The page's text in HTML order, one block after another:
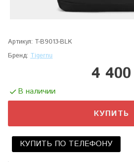
Артикул: T-B9013-BLK
Бренд: Tigernu
4 400
В наличии
КУПИТЬ
КУПИТЬ ПО ТЕЛЕФОНУ